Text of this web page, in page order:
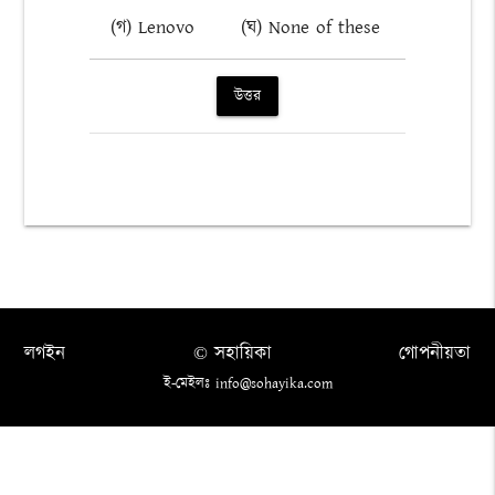
(গ) Lenovo (ঘ) None of these
উত্তর
লগইন গোপনীয়তা
© সহায়িকা
ই-মেইলঃ info@sohayika.com